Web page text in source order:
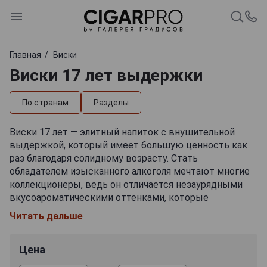
Главная Виски
Виски 17 лет выдержки
По странам Разделы
Виски 17 лет — элитный напиток с внушительной
выдержкой, который имеет большую ценность как
раз благодаря солидному возрасту. Стать
обладателем изысканного алкоголя мечтают многие
коллекционеры, ведь он отличается незаурядными
вкусоароматическими оттенками, которые
становятся заметны при неспешной дегустации.
Особенности букета в большой степени зависят и от
разнородные зерновые спирты с минимальной
выдержкой 17 лет. Для изготовления дистиллятов
Читать дальше
Цена